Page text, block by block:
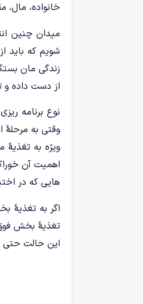
خانواده،
میدان چنین
شویم که باید
زندگی مان
از دست داده و
نوع برنامه
وقتی به
ویژه به
اهمیت آن
هایی که در
اگر به تغذیۀ
تغذیۀ بخش
این حالت حتی